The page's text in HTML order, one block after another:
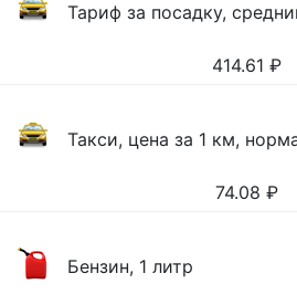
Тариф за посадку,
414.61 ₽
Такси, цена за 1 км,
74.08 ₽
Бензин, 1 литр